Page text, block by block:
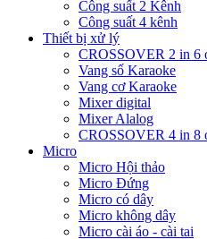
Công suất 2 Kênh
Công suất 4 kênh
Thiết bị xử lý
CROSSOVER 2 in 6
Vang số Karaoke
Vang cơ Karaoke
Mixer digital
Mixer Alalog
CROSSOVER 4 in 8
Micro
Micro Hội thảo
Micro Đứng
Micro có dây
Micro không dây
Micro cài áo - cài tai